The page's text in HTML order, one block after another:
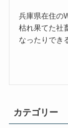
兵庫県在住の
枯れ果てた社
なったりでき
カテゴリー